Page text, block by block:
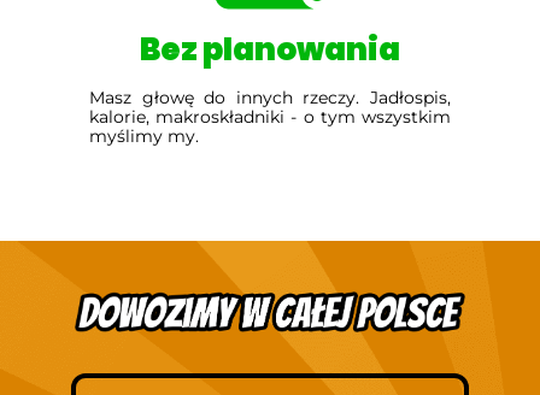
Bez planowania
Masz głowę do innych rzeczy. Jadłospis,
kalorie, makroskładniki - o tym wszystkim
myślimy my.